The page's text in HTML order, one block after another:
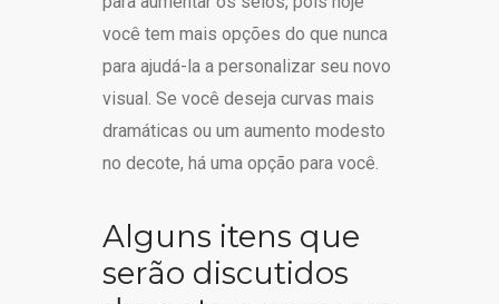
você tem mais opções do que nunca
para ajudá-la a personalizar seu novo
visual. Se você deseja curvas mais
dramáticas ou um aumento modesto
no decote, há uma opção para você.
Alguns itens que
serão discutidos